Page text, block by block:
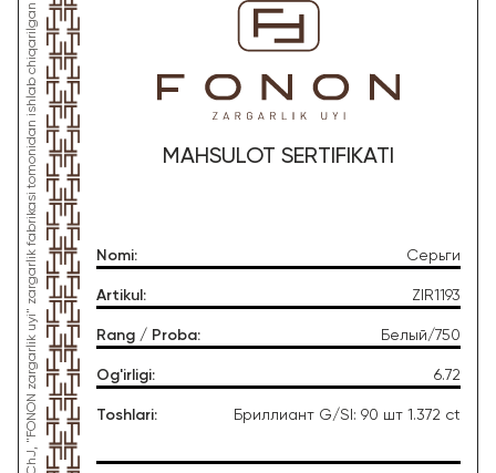
MAHSULOT SERTIFIKATI
Nomi: Серьги
Artikul : ZIR1193
Rang / Proba: Белый/750
Og'irligi: 6.72
Toshlari: Бриллиант G/SI: 90 шт 1.372 ct